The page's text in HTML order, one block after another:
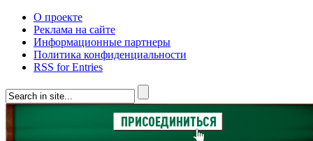
О проекте
Реклама на сайте
Информационные партнеры
Политика конфиденциальности
RSS for Entries